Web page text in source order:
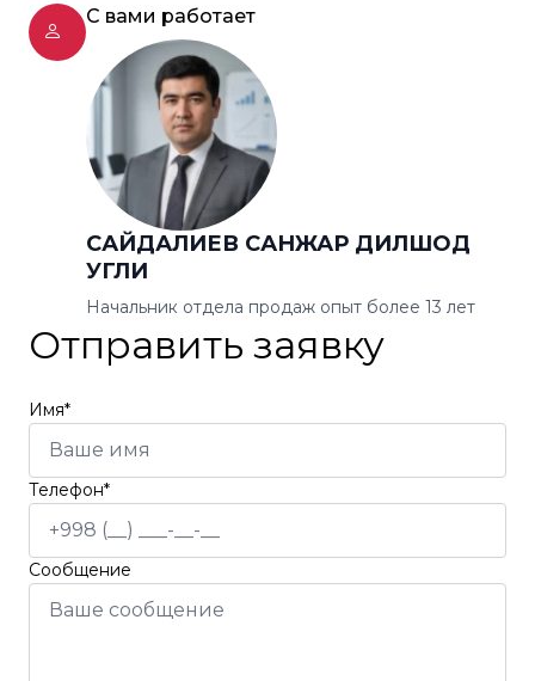
С вами работает
САЙДАЛИЕВ САНЖАР ДИЛШОД
УГЛИ
Начальник отдела продаж опыт более 13 лет
Отправить заявку
Имя*
Телефон*
Сообщение